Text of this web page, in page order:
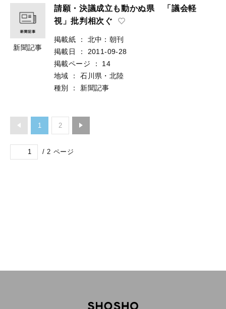
新聞記事
請願・決議成立も動かぬ県 「議会軽
視」批判相次ぐ
掲載紙 ：
北中：朝刊
掲載日
：
2011-09-28
掲載ページ
：
14
地域
：
石川県・北陸
種別
： 新聞記事
1 2
/ 2 ページ